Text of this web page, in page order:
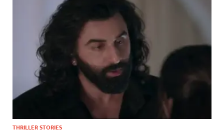
THRILLER STORIES